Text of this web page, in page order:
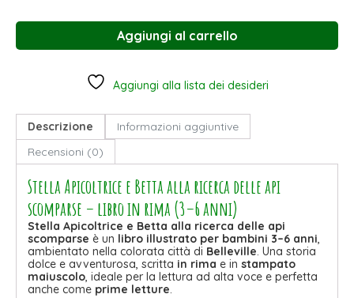
Aggiungi al carrello
Aggiungi alla lista dei desideri
Descrizione
Informazioni aggiuntive
Recensioni (0)
Stella Apicoltrice e Betta alla ricerca delle api
scomparse – libro in rima (3–6 anni)
Stella Apicoltrice e Betta alla ricerca delle api
scomparse è un libro illustrato per bambini 3–6 anni,
ambientato nella colorata città di Belleville. Una storia
dolce e avventurosa, scritta in rima e in stampato
maiuscolo, ideale per la lettura ad alta voce e perfetta
anche come prime letture.